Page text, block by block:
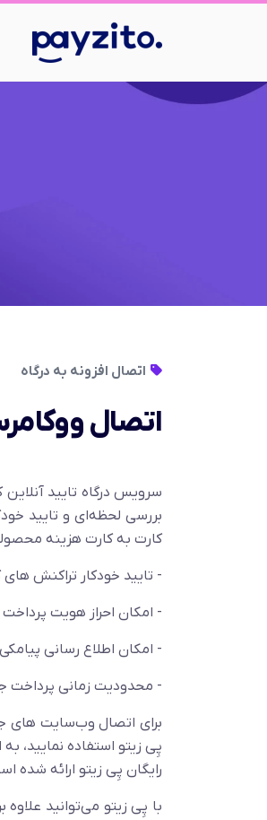
اتصال افزونه به درگاه
اتصال
سرویس درگاه تایید
بررسی لحظه‌ای و تایید
کارت به کارت هزینه
- تایید خودکار تراکنش
- امکان احراز هویت
- امکان اطلاع رسانی
- محدودیت زمانی پرداخت
برای اتصال وب‌سایت های
پِی زیتو استفاده نمایید،
رایگان پِی زیتو ارائه شده